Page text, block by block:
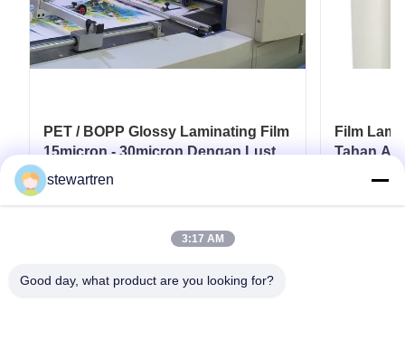
PET / BOPP Glossy Laminating Film
15micron - 30micron Dengan Lustre
Finish
Film
Tahan Air
stewartren
3:17 AM
Good day, what product are you looking for?